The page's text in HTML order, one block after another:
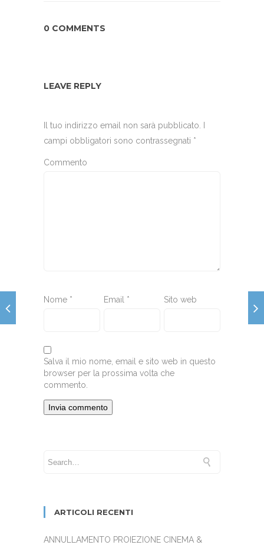
0 COMMENTS
LEAVE REPLY
Il tuo indirizzo email non sarà pubblicato.
campi obbligatori sono contrassegnati *
Commento
Nome * Email * Sito web
Salva il mio nome, email e sito web in questo
browser per la prossima volta che
commento.
ARTICOLI RECENTI
ANNULLAMENTO PROIEZIONE CINEMA &